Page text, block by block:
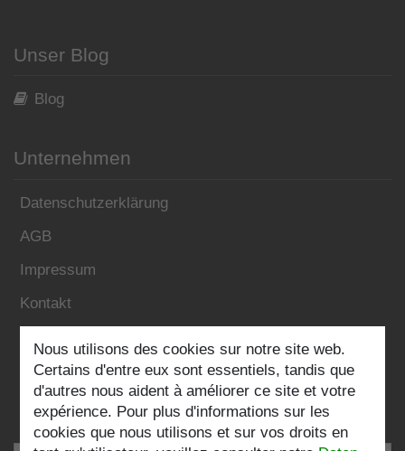
Unser Blog
Blog
Unternehmen
Datenschutzerklärung
AGB
Impressum
Kontakt
Folgen Sie uns:
Nous utilisons des cookies sur notre site web.
Certains d'entre eux sont essentiels, tandis que
d'autres nous aident à améliorer ce site et votre
expérience. Pour plus d'informations sur les
cookies que nous utilisons et sur vos droits en